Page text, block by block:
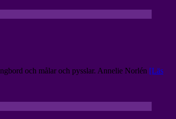
och målar och pysslar. Annelie Norlén [Läs